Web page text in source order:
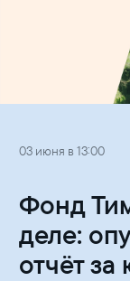
03 июня в 13:00
Фонд
деле:
отчёт